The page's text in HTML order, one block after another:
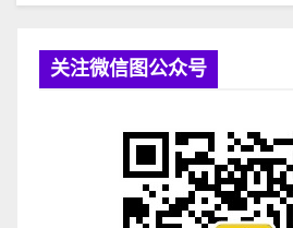
关注微信图公众号